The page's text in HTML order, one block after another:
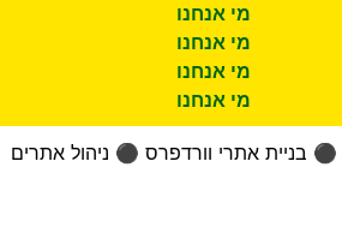
מי אנחנו
מי אנחנו
מי אנחנו
מי אנחנו
⚫ בניית אתרי וורדפרס ⚫ ניהול אתרים